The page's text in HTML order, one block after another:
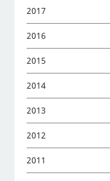
2017
2016
2015
2014
2013
2012
2011